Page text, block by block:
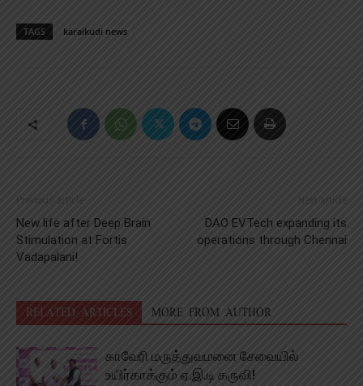
TAGS karaikudi news
Previous article
New life after Deep Brain
Stimulation at Fortis
Vadapalani!
Next article
DAO EVTech expanding its
operations through Chennai
RELATED ARTICLES MORE FROM AUTHOR
காவேரி மருத்துவமனை சேவையில்
உயிர்காக்கும் ஏ.இ.டி கருவி!